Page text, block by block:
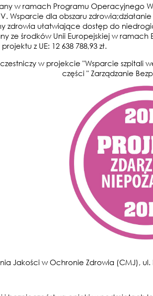
w ramach Programu Operacyjnego
Wsparcie dla obszaru
zdrowia ułatwiające dostęp do
ze środków Unii Europejskiej w
z UE: 12 638 788,93 zł.
w projekcie "Wsparcie
części " Zarządzanie
Jakości w Ochronie Zdrowia (CMJ), ul.